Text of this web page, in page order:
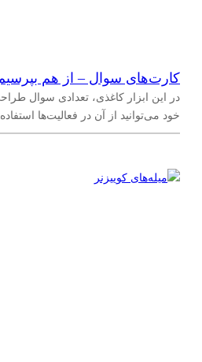
کارت‌های سوال – از هم
در این ابزار کاغذی، تعدادی سوال
خود می‌توانید از آن در فعالیت‌ها استفاده